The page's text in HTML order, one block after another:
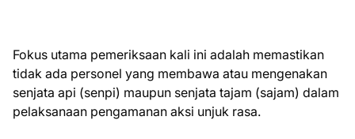
Fokus utama pemeriksaan kali ini adalah memastikan
tidak ada personel yang membawa atau mengenakan
senjata api (senpi) maupun senjata tajam (sajam) dalam
pelaksanaan pengamanan aksi unjuk rasa.